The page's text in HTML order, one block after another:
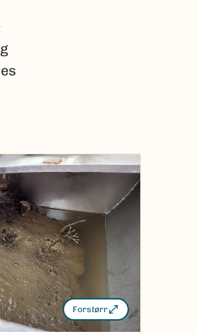
Forstørr